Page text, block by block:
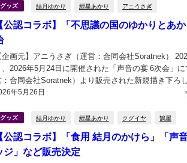
グッズ 結月ゆかり 紲星あかり アニうさぎ
公認コラボ】「不思議の国のゆかりとあ
年5月26日
企画元】アニうさぎ（運営：合同会社Soratnek）
、2026年5月24日に開催された「声音の宴 6次会」
：合同会社Soratnek）より販売された新規描き下ろ
りとあかり」の予約販売が開始しました。わじゅに
グッズ 結月ゆかり 紲星あかり クグイヤ 鵠屋
公認コラボ】「食用 結月のかけら」「声
ジ」など販売決定